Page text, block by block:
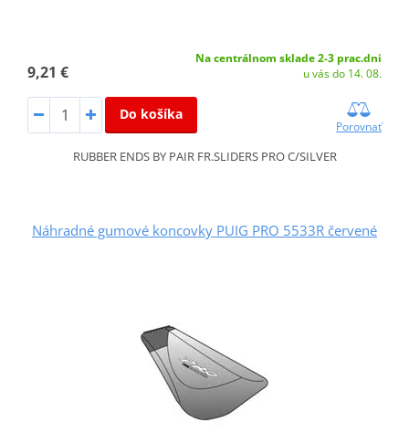
9,21 €
Na centrálnom sklade 2-3 prac.dni
u vás do 14. 08.
Do košíka
Porovnať
RUBBER ENDS BY PAIR FR.SLIDERS PRO C/SILVER
Náhradné gumové koncovky PUIG PRO 5533R červené